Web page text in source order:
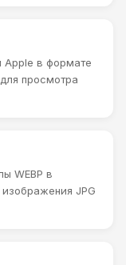
Apple в формате
просмотра
WEBP в
JPG